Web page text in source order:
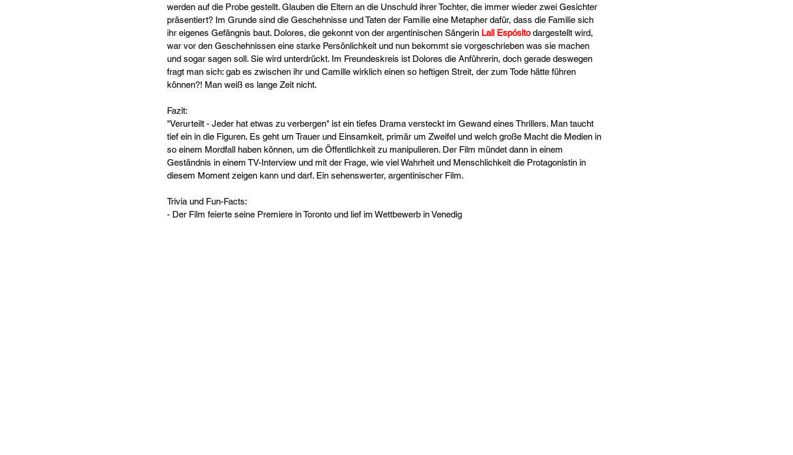
werden auf die Probe gestellt. Glauben die Eltern an die Unschuld ihrer Tochter, die immer wieder zwei Gesichter
präsentiert? Im Grunde sind die Geschehnisse und Taten der Familie eine Metapher dafür, dass die Familie sich
ihr eigenes Gefängnis baut. Dolores, die gekonnt von der argentinischen Sängerin Lali Espósito dargestellt wird,
war vor den Geschehnissen eine starke Persönlichkeit und nun bekommt sie vorgeschrieben was sie machen
und sogar sagen soll. Sie wird unterdrückt. Im Freundeskreis ist Dolores die Anführerin, doch gerade deswegen
fragt man sich: gab es zwischen ihr und Camille wirklich einen so heftigen Streit, der zum Tode hätte führen
können?! Man weiß es lange Zeit nicht.
Fazit:
"Verurteilt - Jeder hat etwas zu verbergen" ist ein tiefes Drama versteckt im Gewand eines Thrillers. Man taucht
tief ein in die Figuren. Es geht um Trauer und Einsamkeit, primär um Zweifel und welch große Macht die Medien in
so einem Mordfall haben können, um die Öffentlichkeit zu manipulieren.​ Der Film mündet dann in einem
Geständnis in einem TV-Interview und mit der Frage, wie viel Wahrheit und Menschlichkeit die Protagonistin in
diesem Moment zeigen kann und darf. Ein sehenswerter, argentinischer Film.
Trivia und Fun-Facts:
- Der Film feierte seine Premiere in Toronto und lief im Wettbewerb in Venedig